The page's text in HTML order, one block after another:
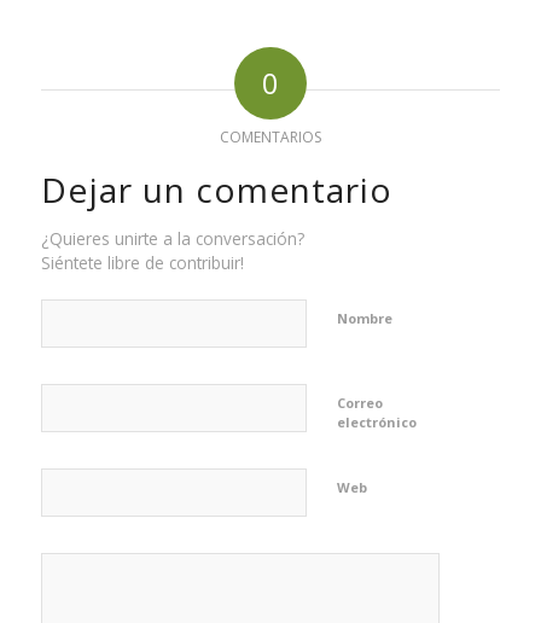
0
COMENTARIOS
Dejar un comentario
¿Quieres unirte a la conversación?
Siéntete libre de contribuir!
Nombre
Correo
electrónico
Web